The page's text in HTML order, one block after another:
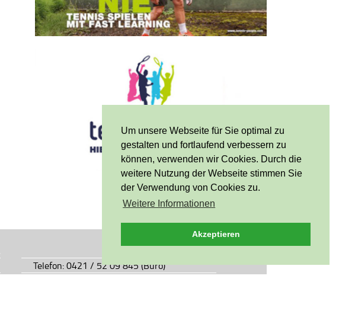
Um unsere Webseite für Sie optimal zu
gestalten und fortlaufend verbessern zu
können, verwenden wir Cookies. Durch die
weitere Nutzung der Webseite stimmen Sie
der Verwendung von Cookies zu.
Weitere Informationen
Akzeptieren
Telefon: 0421 / 52 09 845 (Büro)